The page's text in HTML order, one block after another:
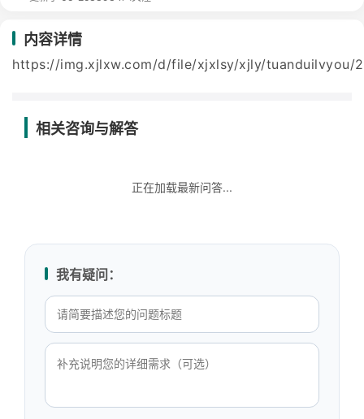
内容详情
https://img.xjlxw.com/d/file/xjxlsy/xjly/tuanduilvyou/
相关咨询与解答
正在加载最新问答...
我有疑问：